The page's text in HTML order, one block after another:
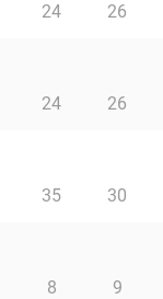
24 26
24 26
35 30
8 9